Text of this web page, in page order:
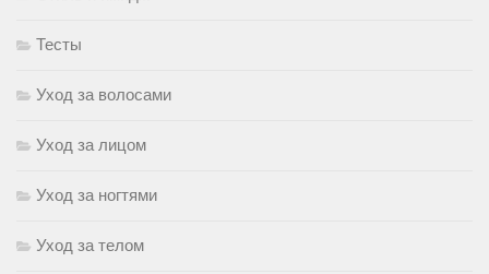
Тесты
Уход за волосами
Уход за лицом
Уход за ногтями
Уход за телом